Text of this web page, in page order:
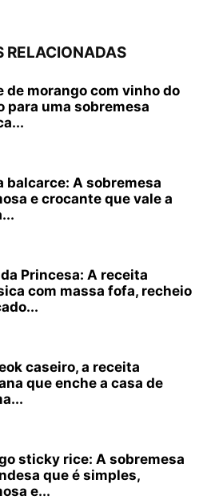
RELACIONADAS
de morango com vinho do
para uma sobremesa
balcarce: A sobremesa
e crocante que vale a
Princesa: A receita
com massa fofa, recheio
caseiro, a receita
que enche a casa de
sticky rice: A sobremesa
que é simples,
e...